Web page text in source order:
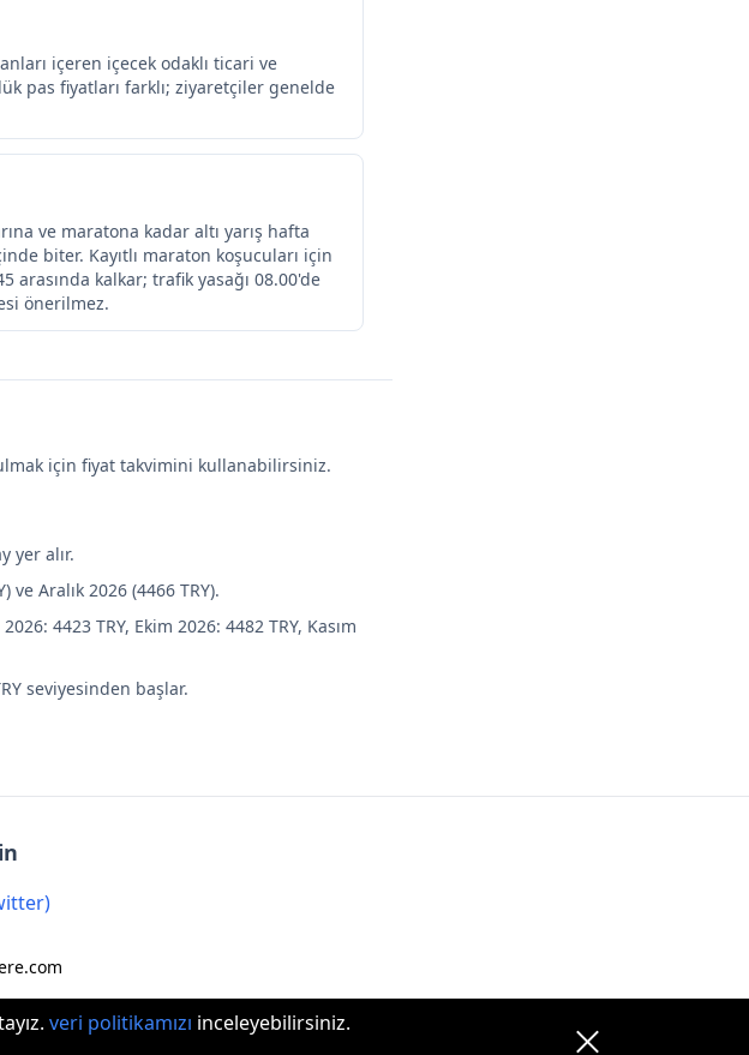
veri politikamızı inceleyebilirsiniz.
içeren içecek odaklı ticari ve
pas fiyatları farklı; ziyaretçiler genelde
ve maratona kadar altı yarış hafta
biter. Kayıtlı maraton koşucuları için
kalkar; trafik yasağı 08.00'de
önerilmez.
için fiyat takvimini kullanabilirsiniz.
yer alır.
ve Aralık 2026 (4466 TRY).
4423 TRY, Ekim 2026: 4482 TRY, Kasım
seviyesinden başlar.